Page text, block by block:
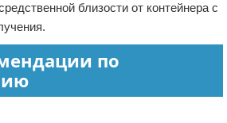
близости от контейнера с
по